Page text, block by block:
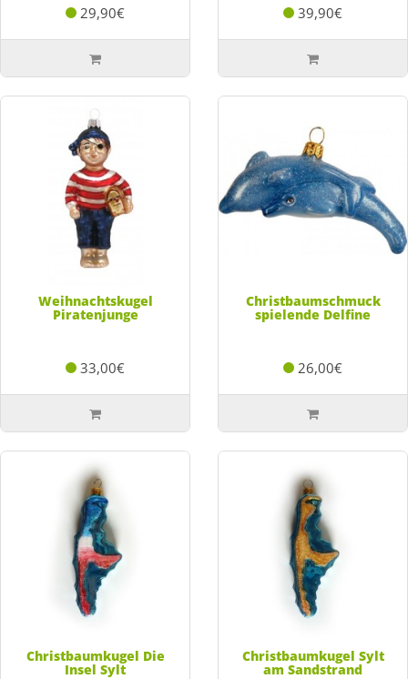
29,90€ 39,90€
Weihnachtskugel
Piratenjunge
33,00€
Christbaumschmuck
spielende Delfine
26,00€
Christbaumkugel Die
Insel Sylt
Christbaumkugel Sylt
am Sandstrand